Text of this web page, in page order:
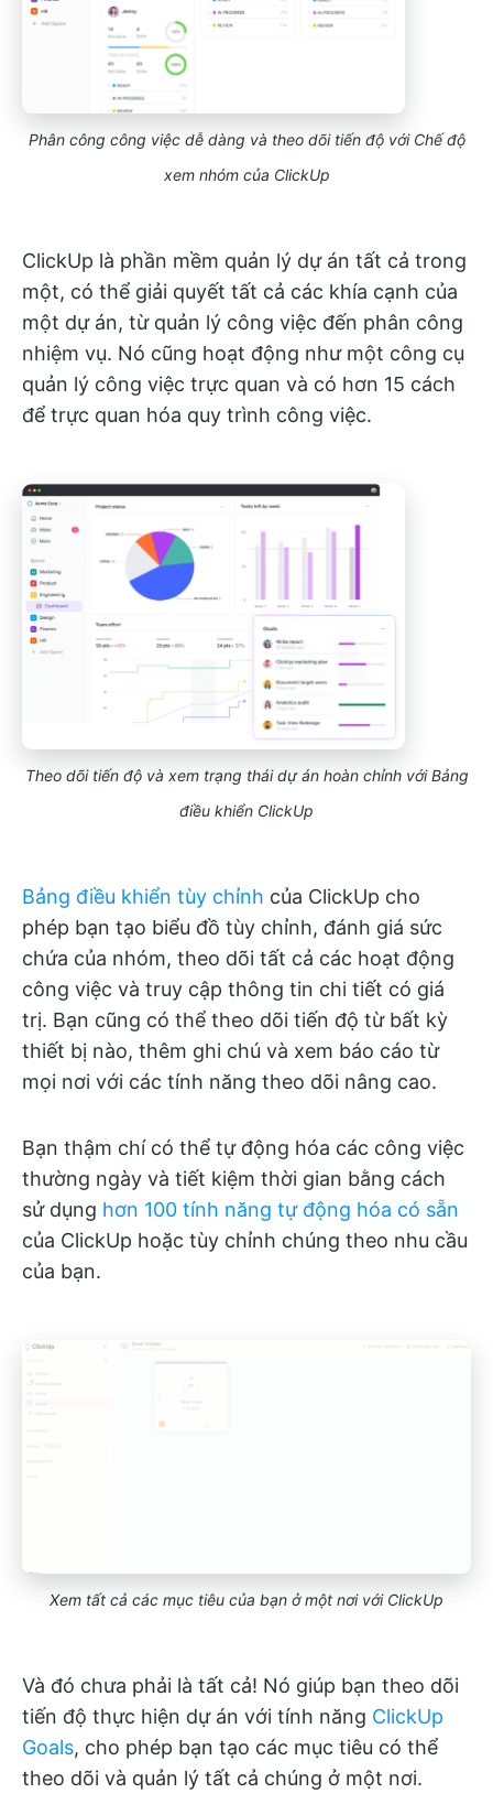
Phân công công việc dễ dàng và theo dõi tiến độ với Chế độ
xem nhóm của ClickUp
ClickUp là phần mềm quản lý dự án tất cả trong
một, có thể giải quyết tất cả các khía cạnh của
một dự án, từ quản lý công việc đến phân công
nhiệm vụ. Nó cũng hoạt động như một công cụ
quản lý công việc trực quan và có hơn 15 cách
để trực quan hóa quy trình công việc.
Theo dõi tiến độ và xem trạng thái dự án hoàn chỉnh với Bảng
điều khiển ClickUp
Bảng điều khiển tùy chỉnh của ClickUp cho
phép bạn tạo biểu đồ tùy chỉnh, đánh giá sức
chứa của nhóm, theo dõi tất cả các hoạt động
công việc và truy cập thông tin chi tiết có giá
trị. Bạn cũng có thể theo dõi tiến độ từ bất kỳ
thiết bị nào, thêm ghi chú và xem báo cáo từ
mọi nơi với các tính năng theo dõi nâng cao.
Bạn thậm chí có thể tự động hóa các công việc
thường ngày và tiết kiệm thời gian bằng cách
sử dụng hơn 100 tính năng tự động hóa có sẵn
của ClickUp hoặc tùy chỉnh chúng theo nhu cầu
của bạn.
Xem tất cả các mục tiêu của bạn ở một nơi với ClickUp
Và đó chưa phải là tất cả! Nó giúp bạn theo dõi
tiến độ thực hiện dự án với tính năng ClickUp
Goals, cho phép bạn tạo các mục tiêu có thể
theo dõi và quản lý tất cả chúng ở một nơi.